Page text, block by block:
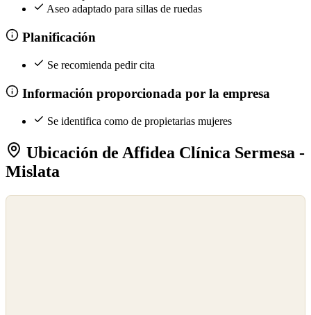
Aseo adaptado para sillas de ruedas
Planificación
Se recomienda pedir cita
Información proporcionada por la empresa
Se identifica como de propietarias mujeres
Ubicación de Affidea Clínica Sermesa -
Mislata